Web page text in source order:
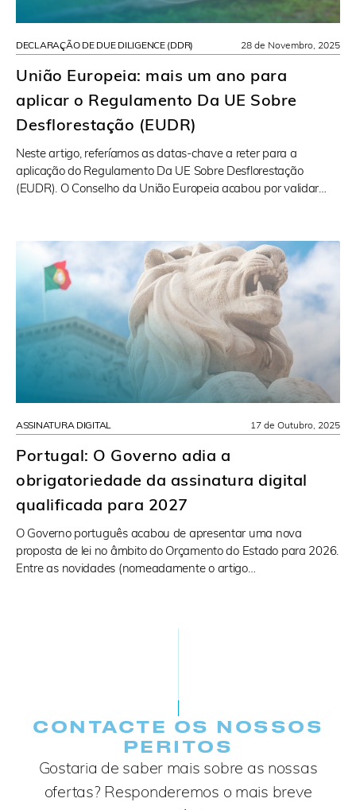
DECLARAÇÃO DE DUE DILIGENCE (DDR)
União Europeia: mais um ano para
aplicar o Regulamento Da UE Sobre
Desflorestação (EUDR)
Neste artigo, referíamos as datas-chave a reter para a
aplicação do Regulamento Da UE Sobre Desflorestação
(EUDR). O Conselho da União Europeia acabou por validar…
28 de Novembro, 2025
ASSINATURA DIGITAL
Portugal: O Governo adia a
obrigatoriedade da assinatura digital
qualificada para 2027
O Governo português acabou de apresentar uma nova
proposta de lei no âmbito do Orçamento do Estado para 2026.
Entre as novidades (nomeadamente o artigo…
17 de Outubro, 2025
CONTACTE OS NOSSOS
PERITOS
Gostaria de saber mais sobre as nossas
ofertas? Responderemos o mais breve